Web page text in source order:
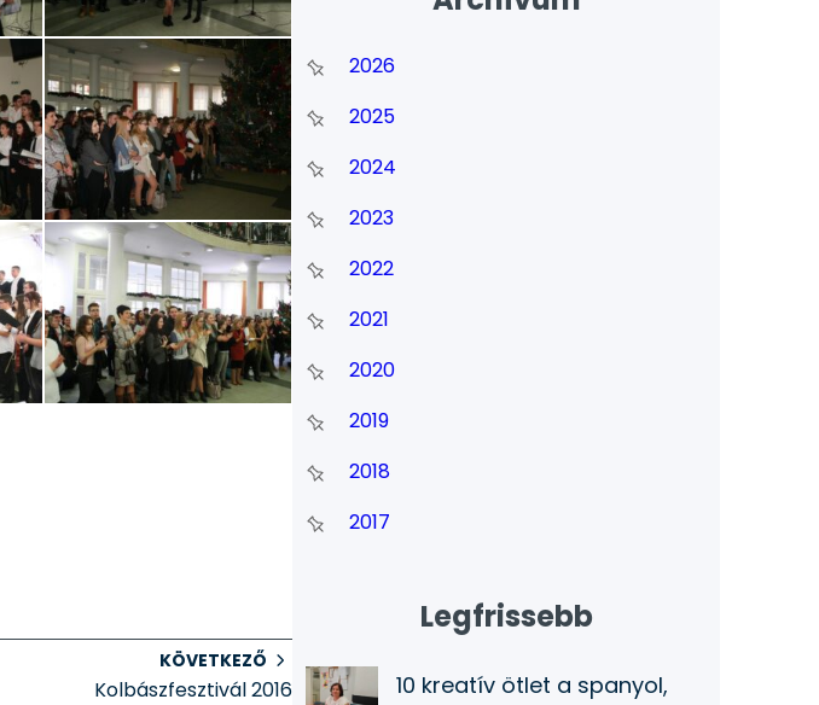
KÖVETKEZŐ
Kolbászfesztivál 2016
2026
2025
2024
2023
2022
2021
2020
2019
2018
2017
Legfrissebb
10 kreatív ötlet a spanyol,